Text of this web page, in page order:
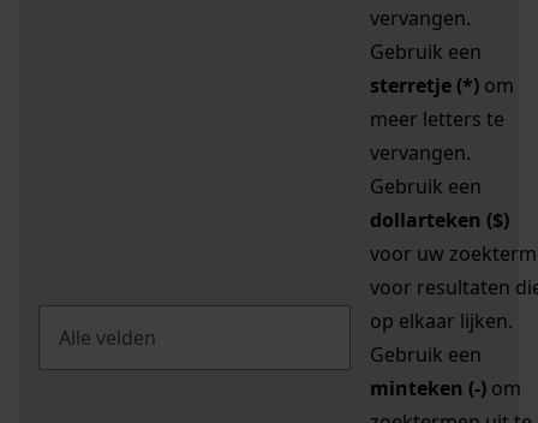
vervangen.
Gebruik een
sterretje (*) om
meer letters te
vervangen.
Gebruik een
dollarteken ($)
voor uw zoekterm
voor resultaten
op elkaar lijken.
Gebruik een
minteken (-) om